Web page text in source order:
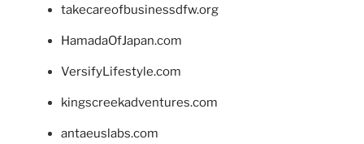
takecareofbusinessdfw.org
HamadaOfJapan.com
VersifyLifestyle.com
kingscreekadventures.com
antaeuslabs.com